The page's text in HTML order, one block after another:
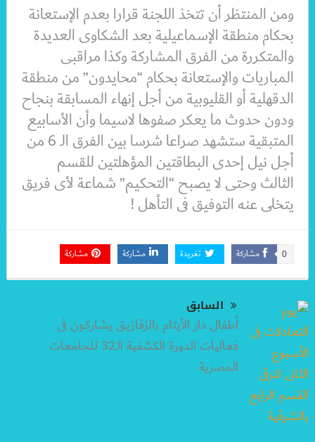
ومن المنتظر أن تتخذ اللجنة قرارا بعدم الإستعانة
بحكام منطقة الإسماعيلية بعد الشكاوى العديدة
والمتكررة من الفرق المشاركة وكذا مراقبى
المباريات والإستعانة بحكام “محايدون” من منطقة
الدقهلية أو القليوبية من أجل إنهاء المسابقة بنجاح
ودون حدوث ما يعكر صفوها لاسيما وأن الأسابيع
المتبقية ستشهد صراعا شرسا بين الفرق الـ 6 من
أجل نيل إحدى البطاقتين المؤهلتين للقسم
الثالث وحتى لا يصبح “التحكيم” شماعة لأى فريق
يتخلى عنه التوفيق فى التأهل !
مشاركة 0 تغريدة مشاركة مشاركة
السابق
أطفال دار الأيتام بالزقازيق يشاركون فى
فعاليات الدورة الكشفية الـ32 للجامعات
المصرية